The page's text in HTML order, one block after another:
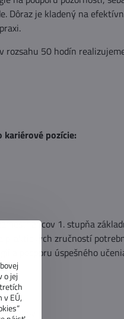
Dôraz je kladený na
50 hodín
pozície:
1. stupňa
praktických zručností
podporu úspešného
o jej
EÚ,